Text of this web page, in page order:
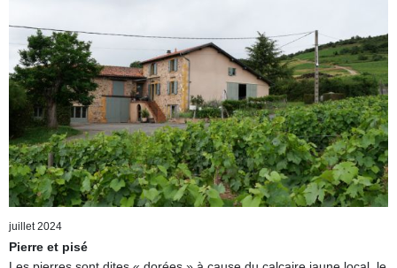
juillet 2024
Pierre et pisé